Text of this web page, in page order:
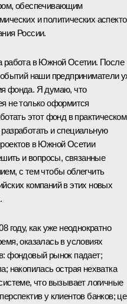
обеспечивающим
и политических
России.
работа в Южной Осетии. После
наши предприниматели
фонда. Я думаю, что
не только оформится
этот фонд в практическом
и специальную
в Южной Осетии
и вопросы, связанные
с тем чтобы облегчить
компаний в этих новых
году, как уже неоднократно
оказалась в условиях
фондовый рынок падает;
накопилась острая нехватка
что вызывает логичные
у клиентов банков;